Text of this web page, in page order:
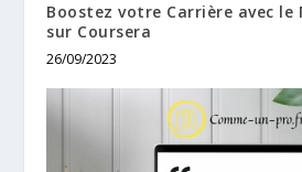
Boostez votre Carrière avec le
sur Coursera
26/09/2023